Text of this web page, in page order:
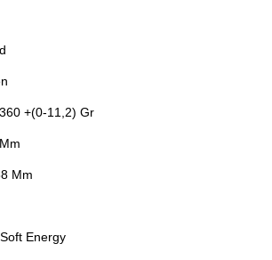
+(0-11,2) Gr
Mm
Energy